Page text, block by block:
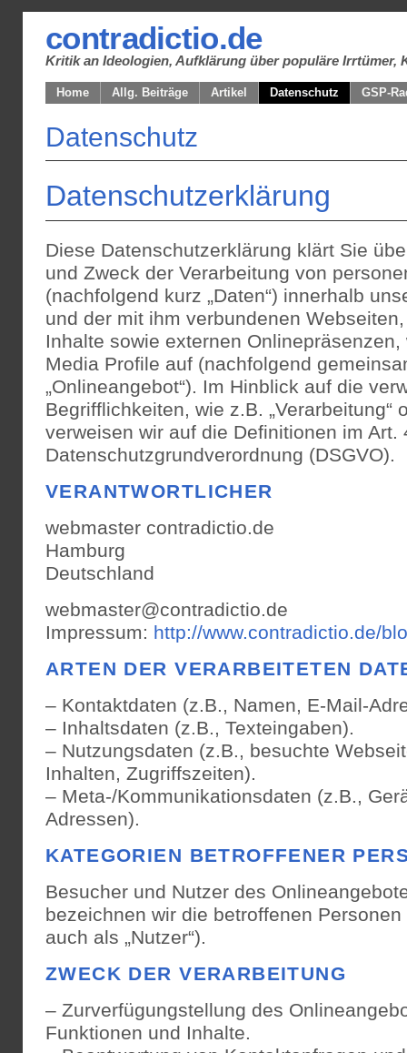
contradictio.de
Kritik an Ideologien, Aufklärung über populäre Irrtümer,
Home Allg. Beiträge Artikel Datenschutz GSP-
Datenschutz
Datenschutzerklärung
Diese Datenschutzerklärung klärt Sie
und Zweck der Verarbeitung von
(nachfolgend kurz „Daten“) innerhalb
und der mit ihm verbundenen
Inhalte sowie externen
Media Profile auf (nachfolgend
„Onlineangebot“). Im Hinblick auf die
Begrifflichkeiten, wie z.B. „Verarbeitung“
verweisen wir auf die Definitionen im Art.
Datenschutzgrundverordnung (DSGVO).
VERANTWORTLICHER
webmaster contradictio.de
Hamburg
Deutschland
webmaster@contradictio.de
Impressum: http://www.contradictio.de/
ARTEN DER VERARBEITETEN
– Kontaktdaten (z.B., Namen, E-Mail-
– Inhaltsdaten (z.B., Texteingaben).
– Nutzungsdaten (z.B., besuchte
Inhalten, Zugriffszeiten).
– Meta-/Kommunikationsdaten (z.B.,
Adressen).
KATEGORIEN BETROFFENER
Besucher und Nutzer des
bezeichnen wir die betroffenen
auch als „Nutzer“).
ZWECK DER VERARBEITUNG
– Zurverfügungstellung des
Funktionen und Inhalte.